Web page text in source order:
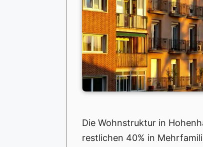
Die Wohnstruktur in
restlichen 40% in